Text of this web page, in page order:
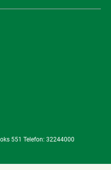
551 Telefon: 32244000